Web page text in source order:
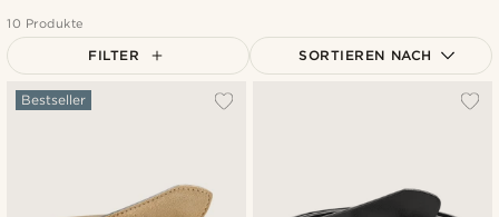
10 Produkte
FILTER SORTIEREN NACH
Bestseller